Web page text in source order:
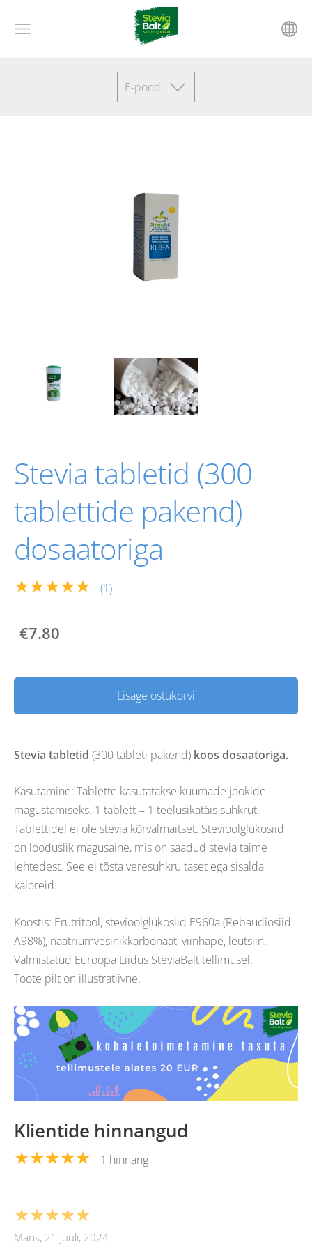
E-pood
Stevia tabletid (300
tablettide pakend)
dosaatoriga
★★★★★ (1)
€7.80
Lisage ostukorvi
Stevia tabletid (300 tableti pakend) koos dosaatoriga.
Kasutamine: Tablette kasutatakse kuumade jookide
magustamiseks. 1 tablett = 1 teelusikatäis suhkrut.
Tablettidel ei ole stevia kõrvalmaitset. Stevioolglükosiid
on looduslik magusaine, mis on saadud stevia taime
lehtedest. See ei tõsta veresuhkru taset ega sisalda
kaloreid.
Koostis: Erütritool, stevioolglükosiid E960a (Rebaudiosiid
A98%), naatriumvesinikkarbonaat, viinhape, leutsiin.
Valmistatud Euroopa Liidus SteviaBalt tellimusel.
Toote pilt on illustratiivne.
Klientide hinnangud
★★★★★ 1 hinnang
★★★★★
Maris, 21 juuli, 2024